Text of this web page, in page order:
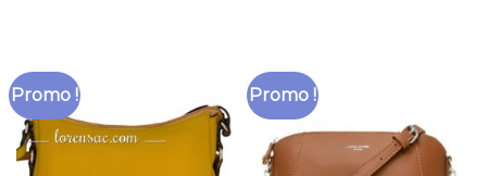
Promo ! Promo !